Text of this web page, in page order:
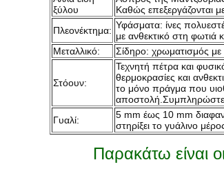
ξύλου
Καθώς επεξεργάζονται
Πλεονέκτημα: Υφάσματα: ίνες
με ανθεκτικό στη φωτιά
Μεταλλικό:
Σίδηρο: χρωματισμός
Στόουν:
Τεχνητή πέτρα και
θερμοκρασίες και
το μόνο πράγμα που
αποστολή.Συμπληρώστε
Γυαλί:
5 mm έως 10 mm
στηρίξει το γυάλινο
Παρακάτω είναι